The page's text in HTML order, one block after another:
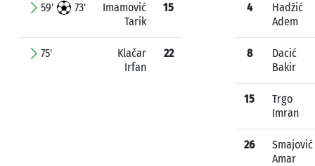
59' 73'
Imamović
Tarik
15
75'
Klačar
Irfan
22
4
Hadžić
Adem
8
Dacić
Bakir
15
Trgo
Imran
26
Smajović
Amar